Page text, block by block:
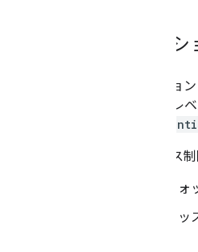
アク
アクショ
クセスレ
アクセス
ウ
リ